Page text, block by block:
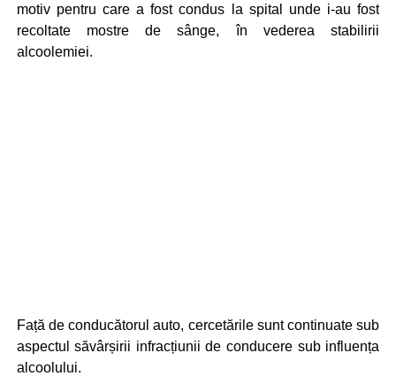
motiv pentru care a fost condus la spital unde i-au fost
recoltate mostre de sânge, în vederea stabilirii
alcoolemiei.
Față de conducătorul auto, cercetările sunt continuate sub
aspectul săvârșirii infracțiunii de conducere sub influența
alcoolului.